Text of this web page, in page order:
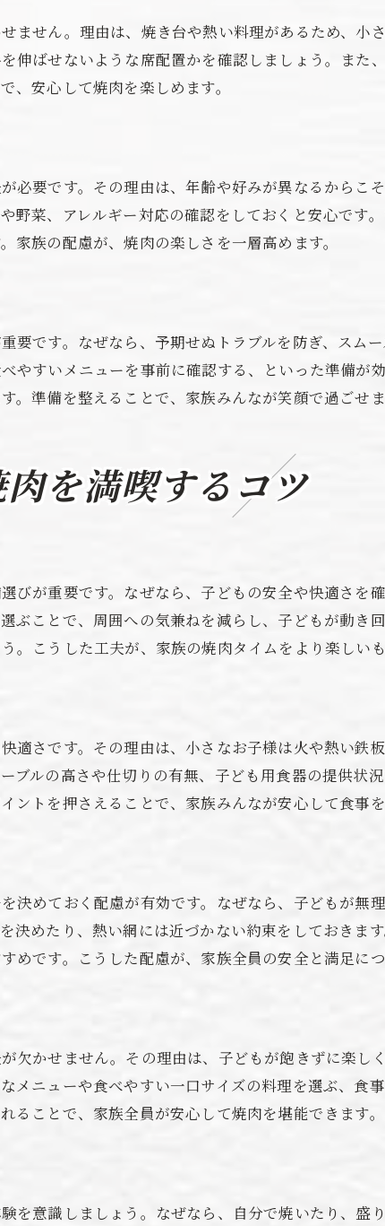
焼肉店選びで重視したい設備ポイント
お子様対応の焼肉設備とはどんなものか
焼肉で子どもの安全を守るための工夫
焼肉タイムを快適にする予備知識を解説
肉を家族で楽しむ際に役立つチェックリスト
家族で焼肉を楽しむ準備のポイントまとめ
焼肉を満喫するためのチェックポイント
家族で焼肉を味わう際の便利な確認事項
家族で焼肉を楽しむ際の注意点とは
焼肉タイムを安全に過ごすためのコツ
焼肉で子どもの安全を守るための方法
子で焼肉をもっと楽しくするための秘訣
焼肉が親子の絆を深める理由
焼肉を特別な時間にする親子の秘訣
ません。理由は、焼き台や熱い料理があるため、小
伸ばせないような席配置かを確認しましょう。また
、安心して焼肉を楽しめます。
必要です。その理由は、年齢や好みが異なるからこ
野菜、アレルギー対応の確認をしておくと安心です
族の配慮が、焼肉の楽しさを一層高めます。
要です。なぜなら、予期せぬトラブルを防ぎ、スム
やすいメニューを事前に確認する、といった準備が
準備を整えることで、家族みんなが笑顔で過ごせま
を満喫するコツ
びが重要です。なぜなら、子どもの安全や快適さを
ぶことで、周囲への気兼ねを減らし、子どもが動き
こうした工夫が、家族の焼肉タイムをより楽しいも
適さです。その理由は、小さなお子様は火や熱い鉄
ブルの高さや仕切りの有無、子ども用食器の提供状
トを押さえることで、家族みんなが安心して食事を
決めておく配慮が有効です。なぜなら、子どもが無
決めたり、熱い網には近づかない約束をしておきま
です。こうした配慮が、家族全員の安全と満足につ
欠かせません。その理由は、子どもが飽きずに楽し
メニューや食べやすい一口サイズの料理を選ぶ、食
ことで、家族全員が安心して焼肉を堪能できます。
を意識しましょう。なぜなら、自分で焼いたり、盛